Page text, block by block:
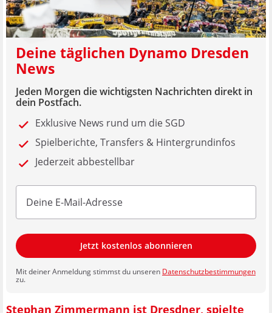
Deine täglichen Dynamo Dresden
News
Jeden Morgen die wichtigsten Nachrichten direkt in
dein Postfach.
Exklusive News rund um die SGD
Spielberichte, Transfers & Hintergrundinfos
Jederzeit abbestellbar
Jetzt kostenlos abonnieren
Mit deiner Anmeldung stimmst du unseren Datenschutzbestimmungen
zu.
Stephan Zimmermann ist Dresdner, spielte